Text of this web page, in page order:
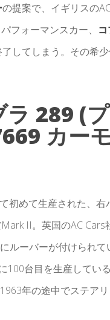
の提案で、イギリスの
フォーマンスカー、
了してしまう。その希
289 (
カー
初めて生産された、
II。英国のAC
ルーバーが付けられ
100台目を生産してい
年の途中でステア